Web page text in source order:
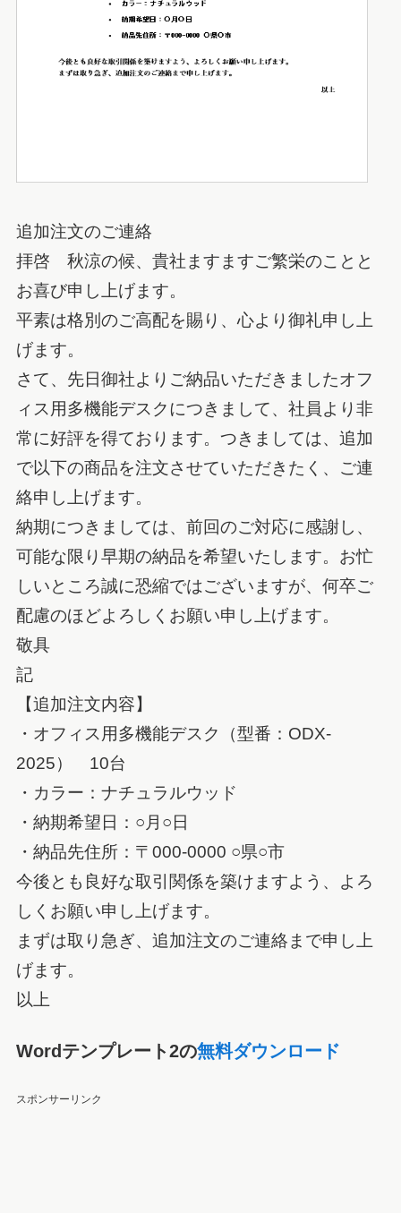
追加注文のご連絡
拝啓 秋涼の候、貴社ますますご繁栄のことと
お喜び申し上げます。
平素は格別のご高配を賜り、心より御礼申し上
げます。
さて、先日御社よりご納品いただきましたオフ
ィス用多機能デスクにつきまして、社員より非
常に好評を得ております。つきましては、追加
で以下の商品を注文させていただきたく、ご連
絡申し上げます。
納期につきましては、前回のご対応に感謝し、
可能な限り早期の納品を希望いたします。お忙
しいところ誠に恐縮ではございますが、何卒ご
配慮のほどよろしくお願い申し上げます。
敬具
記
【追加注文内容】
・オフィス用多機能デスク（型番：ODX-
2025） 10台
・カラー：ナチュラルウッド
・納期希望日：○月○日
・納品先住所：〒000-0000 ○県○市
今後とも良好な取引関係を築けますよう、よろ
しくお願い申し上げます。
まずは取り急ぎ、追加注文のご連絡まで申し上
げます。
以上
Wordテンプレート2の無料ダウンロード
スポンサーリンク